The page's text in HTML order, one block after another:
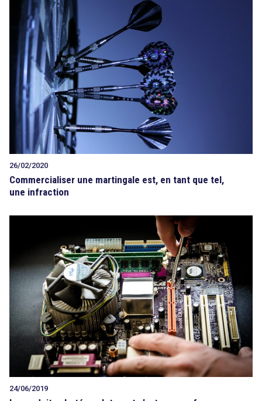
26/02/2020
Commercialiser une martingale est, en tant que tel,
une infraction
24/06/2019